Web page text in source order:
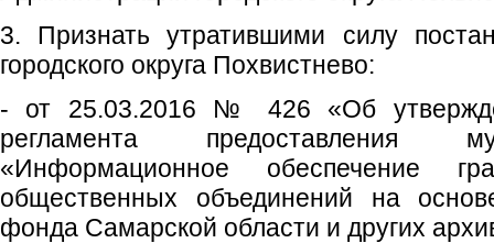
3. Признать утратившими силу
городского округа Похвистнево:
- от 25.03.2016 № 426 «Об
регламента предоставления
«Информационное обеспечение
общественных объединений на
фонда Самарской области и других